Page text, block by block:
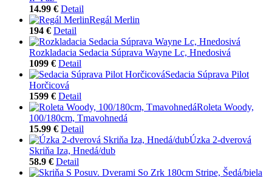
14.99 € Detail
Regál Merlin
194 € Detail
Rozkladacia Sedacia Súprava Wayne Lc, Hnedosivá
1099 € Detail
Sedacia Súprava Pilot
Horčicová
1599 € Detail
Roleta Woody,
100/180cm, Tmavohnedá
15.99 € Detail
Úzka 2-dverová
Skriňa Iza, Hnedá/dub
58.9 € Detail